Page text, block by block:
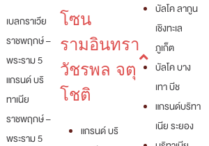
เบลกราเวีย
ราชพฤกษ์ –
พระราม 5
แกรนด์ บริ
ทาเนีย
ราชพฤกษ์ –
พระราม 5
โซน
รามอินทรา
วัชรพล จตุ
โชติ
แกรนด์ บริ
บัลโค ลากูน
เชิงทะเล
ภูเก็ต
บัลโค บาง
เทา บีช
แกรนด์บริทา
เนีย ระยอง